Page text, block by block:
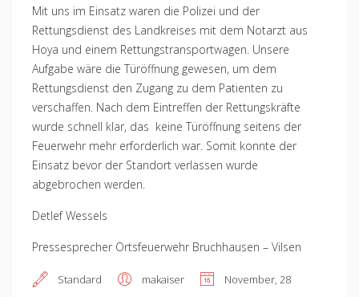
Mit uns im Einsatz waren die Polizei und der
Rettungsdienst des Landkreises mit dem Notarzt aus
Hoya und einem Rettungstransportwagen. Unsere
Aufgabe wäre die Türöffnung gewesen, um dem
Rettungsdienst den Zugang zu dem Patienten zu
verschaffen. Nach dem Eintreffen der Rettungskräfte
wurde schnell klar, das keine Türöffnung seitens der
Feuerwehr mehr erforderlich war. Somit konnte der
Einsatz bevor der Standort verlassen wurde
abgebrochen werden.
Detlef Wessels
Pressesprecher Ortsfeuerwehr Bruchhausen – Vilsen
Standard makaiser
November, 28